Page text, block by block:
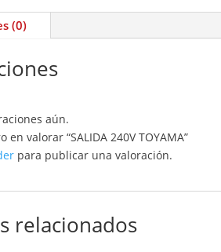
(0)
aún.
en valorar “SALIDA 240V TOYAMA”
para publicar una valoración.
relacionados